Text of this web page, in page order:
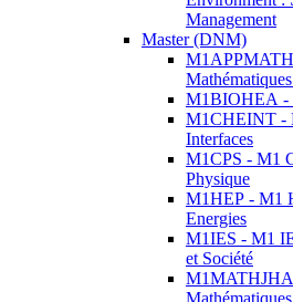
Management
Master (DNM)
M1BIOHEA -
M1CHEINT -
Interfaces
M1CPS - M1
Physique
M1HEP - M1
Energies
M1IES - M1
et Société